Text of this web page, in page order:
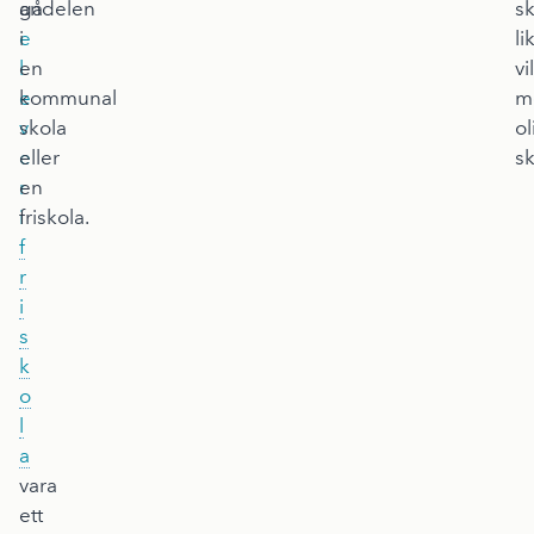
andelen
e
l
e
v
e
r
i
f
r
i
s
k
o
a
vara
ett
gå
i
en
kommunal
skola
eller
en
friskola.